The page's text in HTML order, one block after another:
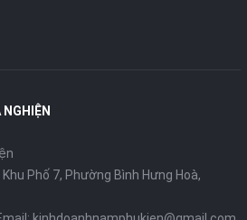
Phố 7, Phường Bình Hưng Hoà,